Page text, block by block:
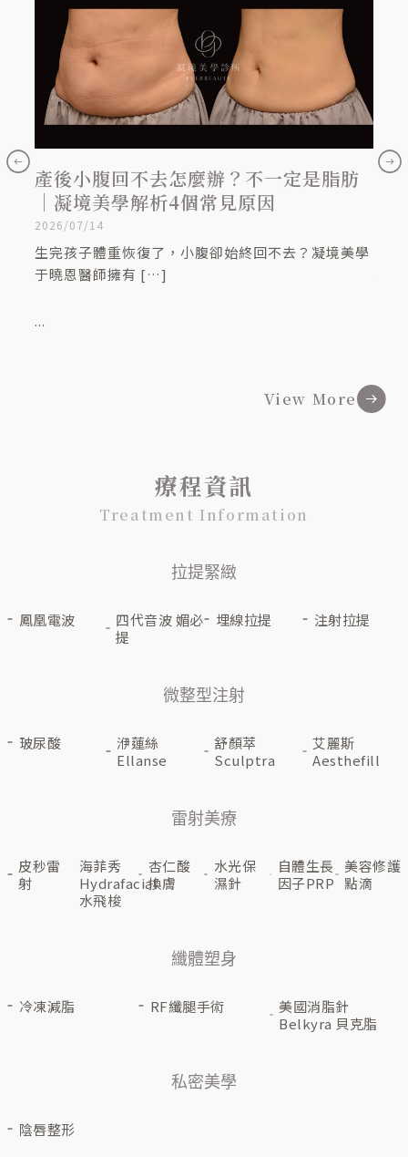
產後小腹回不去怎麼辦？不一定是脂肪
｜凝境美學解析4個常見原因
2026/07/14
生完孩子體重恢復了，小腹卻始終回不去？凝境美學
于曉恩醫師擁有 […]
...
嘴
View More
療程資訊
Treatment Information
拉提緊緻
鳳凰電波
四代音波 媚必
提
埋線拉提 注射拉提
微整型注射
玻尿酸
洢蓮絲
Ellanse
舒顏萃
Sculptra
艾麗斯
Aesthefill
雷射美療
皮秒雷
射
海菲秀
Hydrafacial
水飛梭
杏仁酸
換膚
水光保
濕針
自體生長
因子PRP
美容修護
點滴
纖體塑身
冷凍減脂 RF纖腿手術
美國消脂針
Belkyra 貝克脂
私密美學
陰唇整形